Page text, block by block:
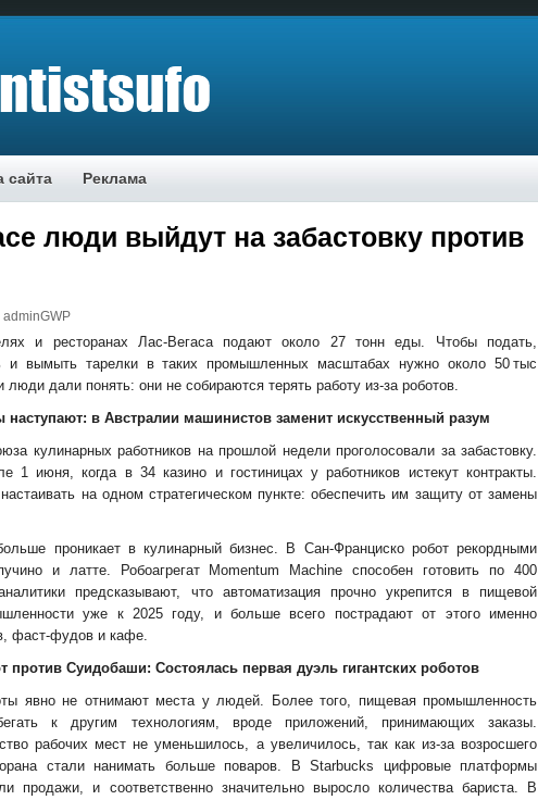
сайта Реклама
люди выйдут на забастовку против
adminGWP
и ресторанах Лас-Вегаса подают около 27 тонн еды. Чтобы подать,
и вымыть тарелки в таких промышленных масштабах нужно около 50 тыс
люди дали понять: они не собираются терять работу из-за роботов.
наступают: в Австралии машинистов заменит искусственный разум
кулинарных работников на прошлой недели проголосовали за забастовку.
1 июня, когда в 34 казино и гостиницах у работников истекут контракты.
на одном стратегическом пункте: обеспечить им защиту от замены
проникает в кулинарный бизнес. В Сан-Франциско робот рекордными
и латте. Робоагрегат Momentum Machine способен готовить по 400
предсказывают, что автоматизация прочно укрепится в пищевой
уже к 2025 году, и больше всего пострадают от этого именно
фаст-фудов и кафе.
против Суидобаши: Состоялась первая дуэль гигантских роботов
явно не отнимают места у людей. Более того, пищевая промышленность
к другим технологиям, вроде приложений, принимающих заказы.
рабочих мест не уменьшилось, а увеличилось, так как из-за возросшего
стали нанимать больше поваров. В Starbucks цифровые платформы
продажи, и соответственно значительно выросло количества бариста. В